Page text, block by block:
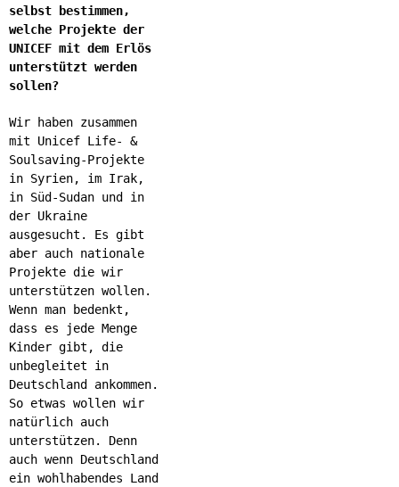
selbst bestimmen,
welche Projekte der
UNICEF mit dem Erlös
unterstützt werden
sollen?
Wir haben zusammen
mit Unicef Life- &
Soulsaving-Projekte
in Syrien, im Irak,
in Süd-Sudan und in
der Ukraine
ausgesucht. Es gibt
aber auch nationale
Projekte die wir
unterstützen wollen.
Wenn man bedenkt,
dass es jede Menge
Kinder gibt, die
unbegleitet in
Deutschland ankommen.
So etwas wollen wir
natürlich auch
unterstützen. Denn
auch wenn Deutschland
ein wohlhabendes Land